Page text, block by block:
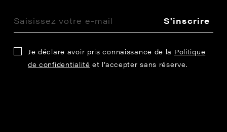
S'inscrire
Je déclare avoir pris connaissance de la Politique
de confidentialité et l’accepter sans réserve.